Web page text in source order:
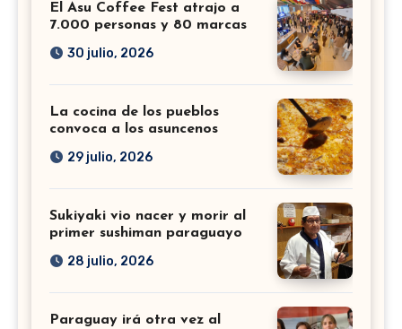
El Asu Coffee Fest atrajo a
7.000 personas y 80 marcas
30 julio, 2026
La cocina de los pueblos
convoca a los asuncenos
29 julio, 2026
Sukiyaki vio nacer y morir al
primer sushiman paraguayo
28 julio, 2026
Paraguay irá otra vez al